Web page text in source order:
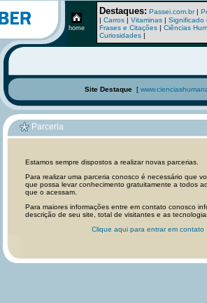
home
Destaques: Passei.com.br|
| Carros | Vitaminas | Significado
Frases e Citações | Ciências
Curiosidades |
Site Destaque[
Parceria
Estamos sempre dispostos a realizar novas parcerias.
Para realizar uma parceria conosco é necessário que
que possa levar conhecimento gratuitamente a todos
que o acessam.
Para maiores informações entre em contato conosco
descrição de seu site, total de visitantes e as
Clique aqui para entrar em contato